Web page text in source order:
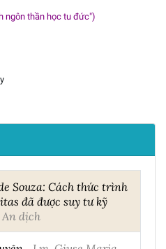
ngôn thần học tu đức")
Souza: Cách thức trình
đã được suy tư kỹ
dịch